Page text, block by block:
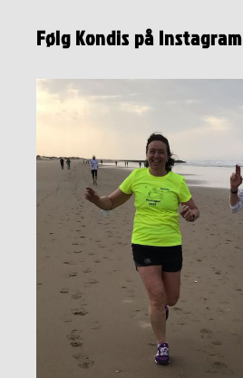
Følg Kondis på Instagram